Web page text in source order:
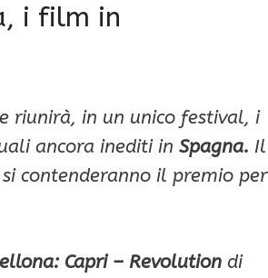
i film in
riunirà, in un unico festival, i
ancora inediti in Spagna. Il
contenderanno il premio per
Capri – Revolution di